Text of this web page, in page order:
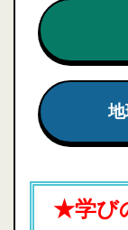
地
★学び